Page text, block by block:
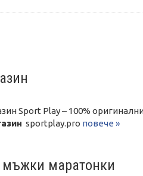
Sport Play – 100%
sportplay.pro повече »
мъжки маратонки